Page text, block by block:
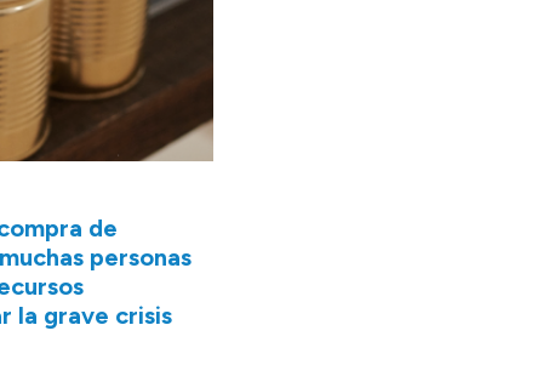
de
personas
la grave crisis